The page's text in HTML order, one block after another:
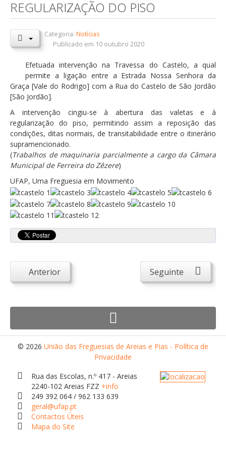
Orçamentos / PPI / PPA
Prestação de Contas
DESTAQUES
Eventos
Notícias
ZêzereTV
SERVIÇOS
A Minha Rua
Roturas e Leituras
Qualidade da Água
Atendimento ao Público
Biblioteca Online FZZ
Plantas PDM Online
Faixas Gestão Combustível
Sugestões/Reclamações
Tabela - Taxas e Licenças
AREIAS E PIAS
Contactos Úteis
Equipamentos
REGULARIZAÇÃO DO PISO
Categoria:Notícias
Publicado em 10 outubro 2020
Efetuada intervenção na Travessa do Castelo, a qual
permite a ligação entre a Estrada Nossa Senhora da
Graça [Vale do Rodrigo] com a Rua do Castelo de São Jordão
[São Jordão].
A intervenção cingiu-se à abertura das valetas e à
regularização do piso, permitindo assim a reposição das
condições, ditas normais, de transitabilidade entre o itinerário
supramencionado.
(Trabalhos de maquinaria parcialmente a cargo da Câmara
Municipal de Ferreira do Zêzere)
UFAP, Uma Freguesia em Movimento
Anterior Seguinte
© 2026 União das Freguesias de Areias e Pias - Política de
Privacidade
Rua das Escolas, n.º 417 - Areias
2240-102 Areias FZZ +info
249 392 064 / 962 133 639
geral@ufap.pt
Contactos Úteis
Mapa do Site